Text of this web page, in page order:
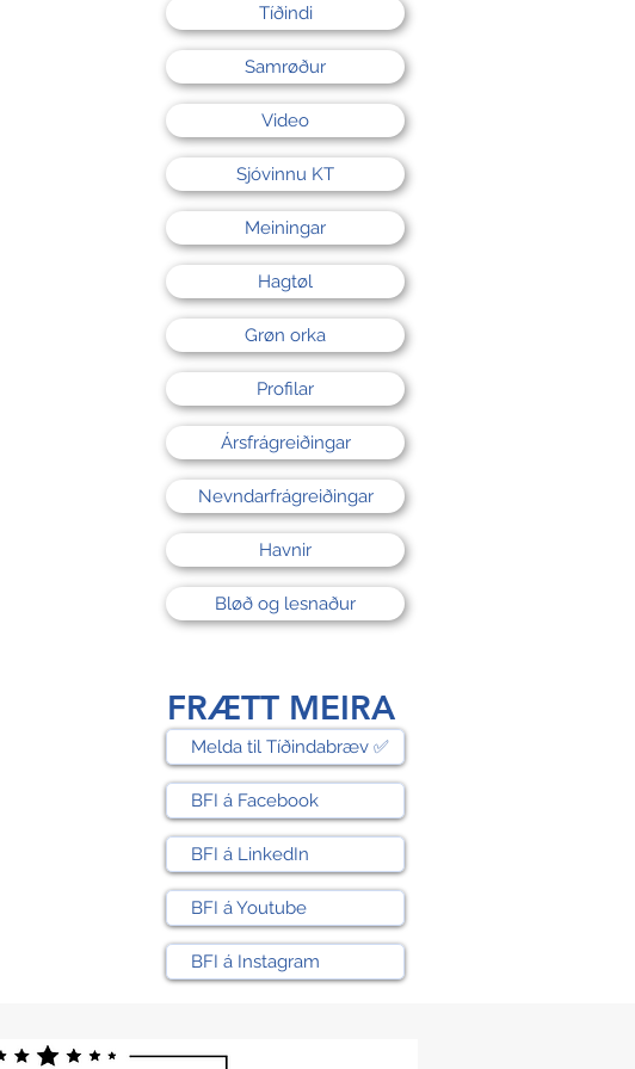
Tíðindi
Samrøður
Video
Sjóvinnu KT
Meiningar
Hagtøl
Grøn orka
Profilar
Ársfrágreiðingar
Nevndarfrágreiðingar
Havnir
Bløð og lesnaður
FRÆTT MEIRA
Melda til Tíðindabræv ✅
BFI á Facebook
BFI á LinkedIn
BFI á Youtube
BFI á Instagram